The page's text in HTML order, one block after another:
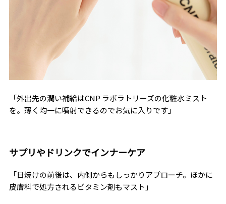
「外出先の潤い補給はCNP ラボラトリーズの化粧水ミスト
を。薄く均一に噴射できるのでお気に入りです」
サプリやドリンクでインナーケア
「日焼けの前後は、内側からもしっかりアプローチ。ほかに
皮膚科で処方されるビタミン剤もマスト」